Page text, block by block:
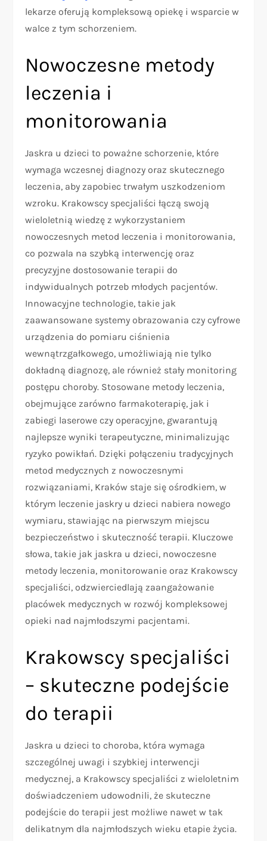
lekarze oferują kompleksową opiekę i wsparcie w
walce z tym schorzeniem.
Nowoczesne metody
leczenia i
monitorowania
Jaskra u dzieci to poważne schorzenie, które
wymaga wczesnej diagnozy oraz skutecznego
leczenia, aby zapobiec trwałym uszkodzeniom
wzroku. Krakowscy specjaliści łączą swoją
wieloletnią wiedzę z wykorzystaniem
nowoczesnych metod leczenia i monitorowania,
co pozwala na szybką interwencję oraz
precyzyjne dostosowanie terapii do
indywidualnych potrzeb młodych pacjentów.
Innowacyjne technologie, takie jak
zaawansowane systemy obrazowania czy cyfrowe
urządzenia do pomiaru ciśnienia
wewnątrzgałkowego, umożliwiają nie tylko
dokładną diagnozę, ale również stały monitoring
postępu choroby. Stosowane metody leczenia,
obejmujące zarówno farmakoterapię, jak i
zabiegi laserowe czy operacyjne, gwarantują
najlepsze wyniki terapeutyczne, minimalizując
ryzyko powikłań. Dzięki połączeniu tradycyjnych
metod medycznych z nowoczesnymi
rozwiązaniami, Kraków staje się ośrodkiem, w
którym leczenie jaskry u dzieci nabiera nowego
wymiaru, stawiając na pierwszym miejscu
bezpieczeństwo i skuteczność terapii. Kluczowe
słowa, takie jak jaskra u dzieci, nowoczesne
metody leczenia, monitorowanie oraz Krakowscy
specjaliści, odzwierciedlają zaangażowanie
placówek medycznych w rozwój kompleksowej
opieki nad najmłodszymi pacjentami.
Krakowscy specjaliści
– skuteczne podejście
do terapii
Jaskra u dzieci to choroba, która wymaga
szczególnej uwagi i szybkiej interwencji
medycznej, a Krakowscy specjaliści z wieloletnim
doświadczeniem udowodnili, że skuteczne
podejście do terapii jest możliwe nawet w tak
delikatnym dla najmłodszych wieku etapie życia.